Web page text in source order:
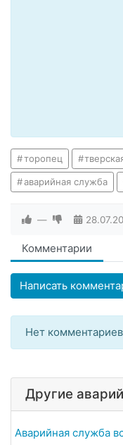
торопец
аварийная служба
—
Комментарии
Написать
Нет
Другие
Аварийная служба